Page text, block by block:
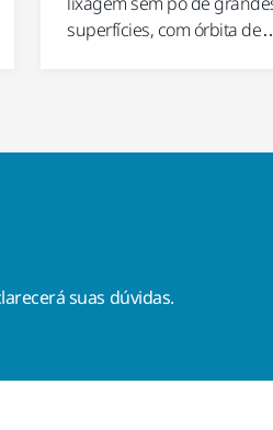
superfícies, com órbita
suas dúvidas.